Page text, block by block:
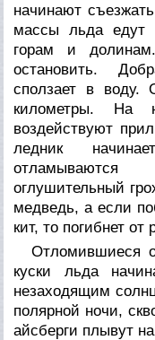
начинают
массы льда едут
горам и
остановить.
сползает в воду.
километры. На
воздействуют
ледник
оглушительный
медведь, а если
кит, то погибнет
Отломившиеся
куски льда
незаходящим
полярной ночи,
айсберги плывут